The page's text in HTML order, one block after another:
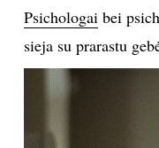
MENAS
ORAI
Psichologaibei
sieja su prarastu